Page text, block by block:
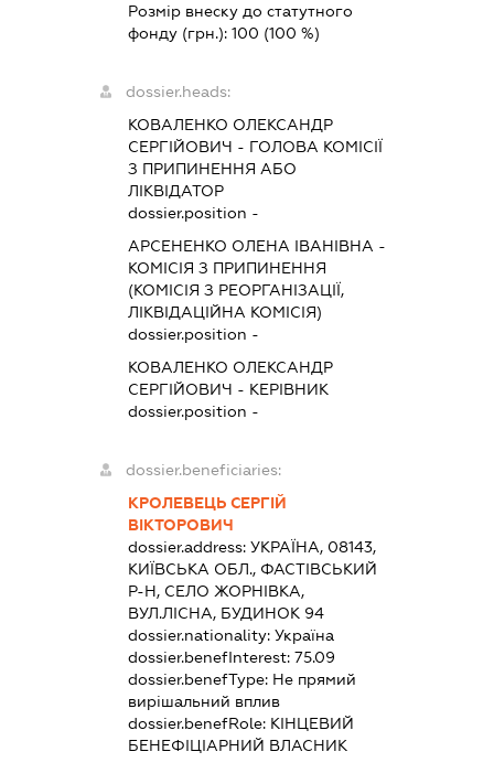
Розмір внеску до статутного
фонду (грн.):100 (100 %)
dossier.heads:
КОВАЛЕНКО ОЛЕКСАНДР
СЕРГІЙОВИЧ - ГОЛОВА КОМІСІЇ
З ПРИПИНЕННЯ АБО
ЛІКВІДАТОР
dossier.position -
АРСЕНЕНКО ОЛЕНА ІВАНІВНА -
КОМІСІЯ З ПРИПИНЕННЯ
(КОМІСІЯ З РЕОРГАНІЗАЦІЇ,
ЛІКВІДАЦІЙНА КОМІСІЯ)
dossier.position -
КОВАЛЕНКО ОЛЕКСАНДР
СЕРГІЙОВИЧ - КЕРІВНИК
dossier.position -
dossier.beneficiaries:
КРОЛЕВЕЦЬ СЕРГІЙ
ВІКТОРОВИЧ
dossier.address:УКРАЇНА, 08143,
КИЇВСЬКА ОБЛ., ФАСТІВСЬКИЙ
Р-Н, СЕЛО ЖОРНІВКА,
ВУЛ.ЛІСНА, БУДИНОК 94
dossier.nationality:Україна
dossier.benefInterest:75.09
dossier.benefType: Не прямий
вирішальний вплив
dossier.benefRole: КІНЦЕВИЙ
БЕНЕФІЦІАРНИЙ ВЛАСНИК